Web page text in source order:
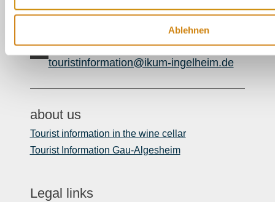
Ablehnen
Or simply by mail
touristinformation@ikum-ingelheim.de
about us
Tourist information in the wine cellar
Tourist Information Gau-Algesheim
Legal links